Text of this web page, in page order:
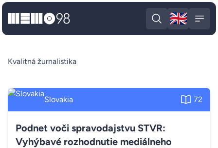
MEMO98
Open search
🇬🇧
Kvalitná žurnalistika
Slovakia 72
Podnet voči spravodajstvu STVR:
Vyhýbavé rozhodnutie mediálneho